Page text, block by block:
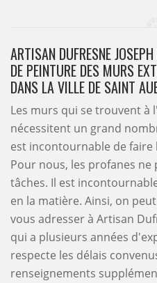
ARTISAN DUFRESNE
DE PEINTURE DES MURS
DANS LA VILLE DE SAINT
Les murs qui se trouvent à
nécessitent un grand
est incontournable de
Pour nous, les profanes
tâches. Il est
en la matière. Ainsi, on
vous adresser à Artisan
qui a plusieurs années
respecte les délais
renseignements